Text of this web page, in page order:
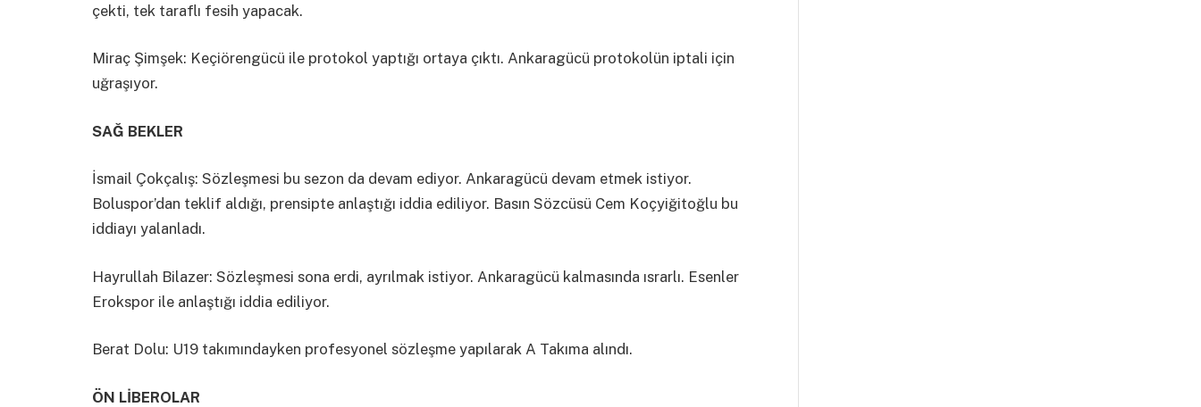
çekti, tek taraflı fesih yapacak.
Miraç Şimşek: Keçiörengücü ile protokol yaptığı ortaya çıktı. Ankaragücü protokolün iptali için
uğraşıyor.
SAĞ BEKLER
İsmail Çokçalış: Sözleşmesi bu sezon da devam ediyor. Ankaragücü devam etmek istiyor.
Boluspor’dan teklif aldığı, prensipte anlaştığı iddia ediliyor. Basın Sözcüsü Cem Koçyiğitoğlu bu
iddiayı yalanladı.
Hayrullah Bilazer: Sözleşmesi sona erdi, ayrılmak istiyor. Ankaragücü kalmasında ısrarlı. Esenler
Erokspor ile anlaştığı iddia ediliyor.
Berat Dolu: U19 takımındayken profesyonel sözleşme yapılarak A Takıma alındı.
ÖN LİBEROLAR